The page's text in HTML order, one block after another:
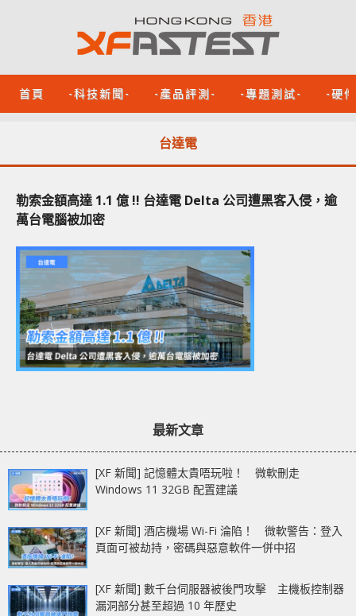
首頁 -科技新聞- -產品評測- -專題測試- -硬
台達電
勒索金額高達 1.1 億 !! 台達電 Delta 公司遭黑客入侵，逾
萬台電腦被加密
最新文章
[XF 新聞] 記憶體太貴唔玩啦！ 微軟刪走
Windows 11 32GB 配置建議
[XF 新聞] 酒店機場 Wi-Fi 淪陷！ 微軟警告：登入
頁面可被劫持，密碼與惡意軟件一併中招
[XF 新聞] 數千台伺服器被後門攻擊 主機板控制器
漏洞部分甚至超過 10 年歷史